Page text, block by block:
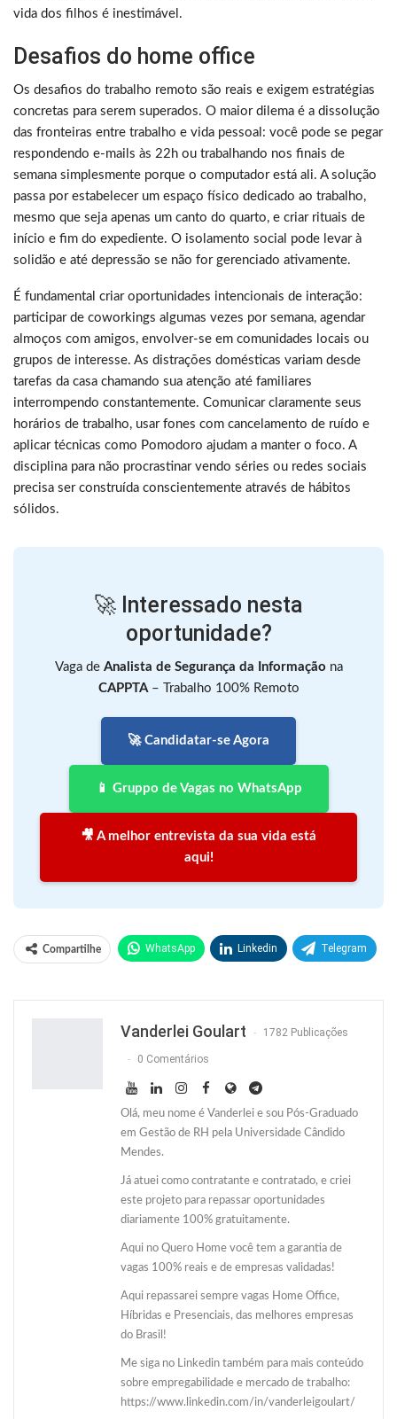
vida dos filhos é inestimável.
Desafios do home office
Os desafios do trabalho remoto são reais e exigem estratégias
concretas para serem superados. O maior dilema é a dissolução
das fronteiras entre trabalho e vida pessoal: você pode se pegar
respondendo e-mails às 22h ou trabalhando nos finais de
semana simplesmente porque o computador está ali. A solução
passa por estabelecer um espaço físico dedicado ao trabalho,
mesmo que seja apenas um canto do quarto, e criar rituais de
início e fim do expediente. O isolamento social pode levar à
solidão e até depressão se não for gerenciado ativamente.
É fundamental criar oportunidades intencionais de interação:
participar de coworkings algumas vezes por semana, agendar
almoços com amigos, envolver-se em comunidades locais ou
grupos de interesse. As distrações domésticas variam desde
tarefas da casa chamando sua atenção até familiares
interrompendo constantemente. Comunicar claramente seus
horários de trabalho, usar fones com cancelamento de ruído e
aplicar técnicas como Pomodoro ajudam a manter o foco. A
disciplina para não procrastinar vendo séries ou redes sociais
precisa ser construída conscientemente através de hábitos
sólidos.
🚀 Interessado nesta
oportunidade?
Vaga de Analista de Segurança da Informação na
CAPPTA– Trabalho 100% Remoto
🚀 Candidatar-se Agora
📱 Gruppo de Vagas no WhatsApp
🎥 A melhor entrevista da sua vida está
aqui!
Compartilhe WhatsApp Linkedin Telegram
Vanderlei Goulart 1782 Publicações
0 Comentários
Olá, meu nome é Vanderlei e sou Pós-Graduado
em Gestão de RH pela Universidade Cândido
Mendes.
Já atuei como contratante e contratado, e criei
este projeto para repassar oportunidades
diariamente 100% gratuitamente.
Aqui no Quero Home você tem a garantia de
vagas 100% reais e de empresas validadas!
Aqui repassarei sempre vagas Home Office,
Híbridas e Presenciais, das melhores empresas
do Brasil!
Me siga no Linkedin também para mais conteúdo
sobre empregabilidade e mercado de trabalho:
https://www.linkedin.com/in/vanderleigoulart/